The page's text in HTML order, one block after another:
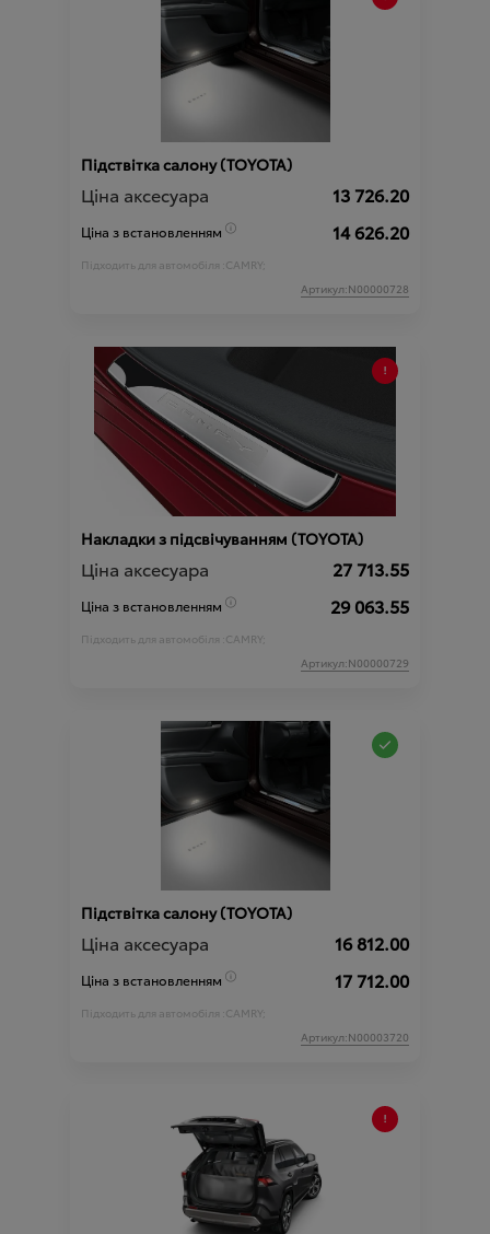
Підствітка салону (TOYOTA)
Ціна аксесуара 13 726.20
Ціна з встановленням 14 626.20
Підходить для автомобіля :CAMRY;
Артикул:N00000728
Накладки з підсвічуванням (TOYOTA)
Ціна аксесуара 27 713.55
Ціна з встановленням 29 063.55
Підходить для автомобіля :CAMRY;
Артикул:N00000729
Підствітка салону (TOYOTA)
Ціна аксесуара 16 812.00
Ціна з встановленням 17 712.00
Підходить для автомобіля :CAMRY;
Артикул:N00003720